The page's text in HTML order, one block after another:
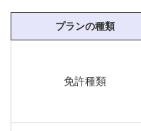
プランの種類
免許種類